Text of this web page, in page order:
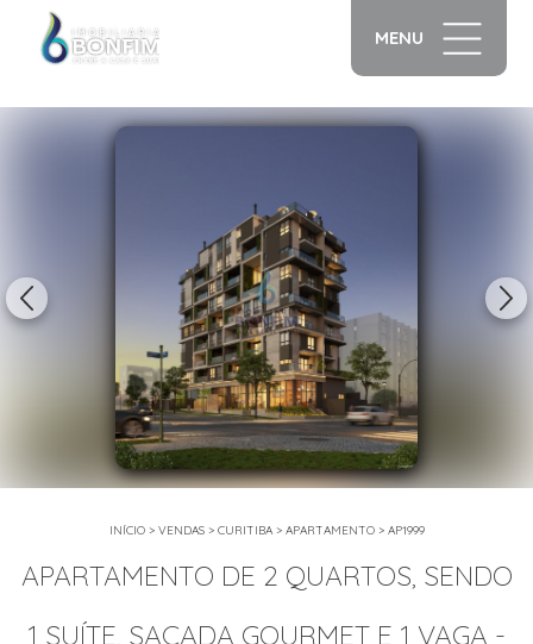
MENU
INÍCIO> VENDAS> CURITIBA> APARTAMENTO> AP1999
APARTAMENTO DE 2 QUARTOS, SENDO
1 SUÍTE, SACADA GOURMET E 1 VAGA -